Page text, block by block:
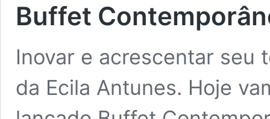
Buffet
Inovar e acrescentar seu
da Ecila Antunes. Hoje